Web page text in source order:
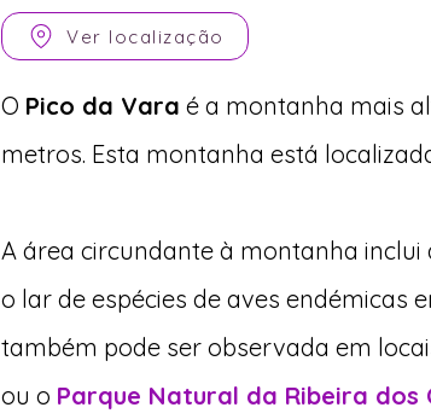
Ver localização
O Pico da Vara é a montanha mais
metros. Esta montanha está
A área circundante à montanha
o lar de espécies de aves endémicas
também pode ser observada em
ou o Parque Natural da Ribeira dos